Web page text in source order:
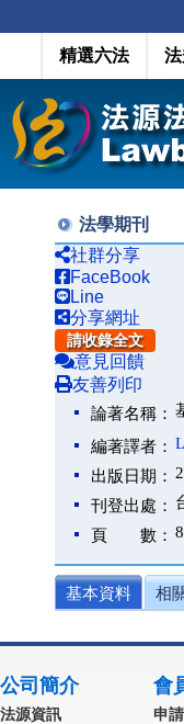
精選六法
法學期刊
社群分享
FaceBook
Line
分享網址
請收錄全文
意見回饋
友善列印
論著名稱：
編著譯者：
出版日期：
刊登出處：
頁 數： 8
基本資料 相
公司簡介
法源資訊
會
申